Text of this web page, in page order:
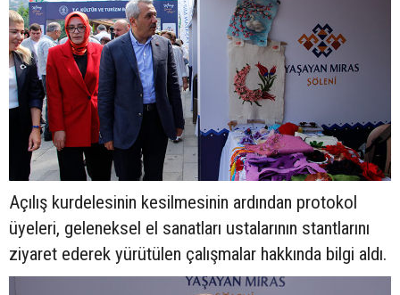
Açılış kurdelesinin kesilmesinin ardından protokol
üyeleri, geleneksel el sanatları ustalarının stantlarını
ziyaret ederek yürütülen çalışmalar hakkında bilgi aldı.